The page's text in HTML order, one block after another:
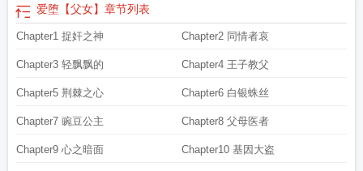
爱堕【父女】 章节列表
Chapter1 捉奸之神 Chapter2 同情者哀
Chapter3 轻飘飘的 Chapter4 王子教父
Chapter5 荆棘之心 Chapter6 白银蛛丝
Chapter7 豌豆公主 Chapter8 父母医者
Chapter9 心之暗面 Chapter10 基因大盗